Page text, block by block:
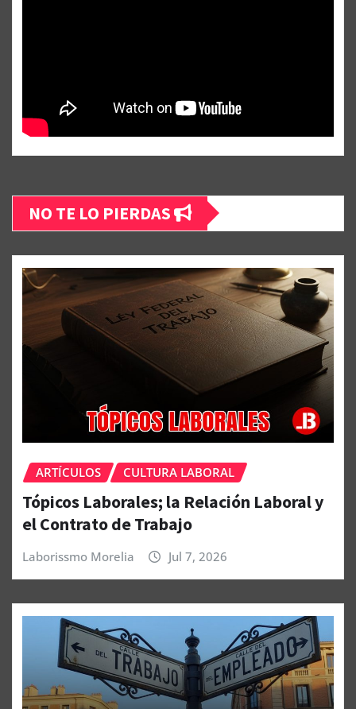
NO TE LO PIERDAS
ARTÍCULOS CULTURA LABORAL
Tópicos Laborales; la Relación Laboral y
el Contrato de Trabajo
Laborissmo Morelia Jul 7, 2026